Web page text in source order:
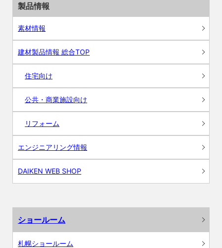
製品情報
素材情報
建材製品情報 総合TOP
住宅向け
公共・商業施設向け
リフォーム
エンジニアリング情報
DAIKEN WEB SHOP
ショールーム
札幌ショールーム